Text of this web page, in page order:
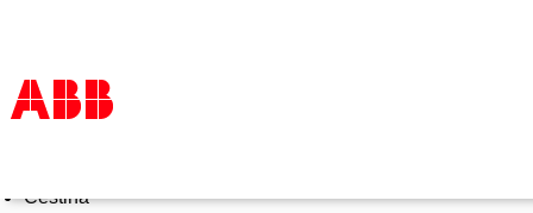
Products & Solutions
Čeština